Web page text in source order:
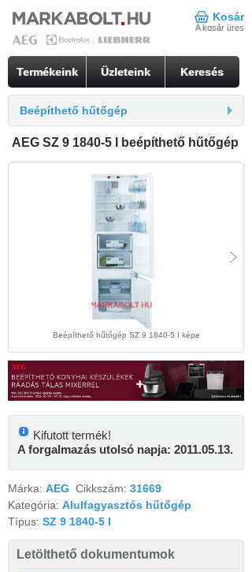
Kosár
A kosár üres
Termékeink Üzleteink Keresés
Beépíthető hűtőgép
AEG SZ 9 1840-5 I beépíthető hűtőgép
Beépíthető hűtőgép SZ 9 1840-5 I képe
Kifutott termék!
A forgalmazás utolsó napja: 2011.05.13.
Márka: AEG Cikkszám: 31669
Kategória: Alulfagyasztós hűtőgép
Típus: SZ 9 1840-5 I
Letölthető dokumentumok